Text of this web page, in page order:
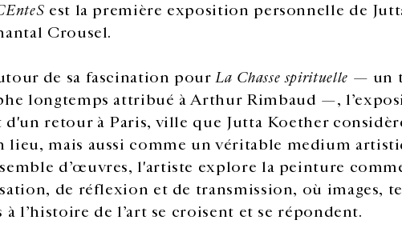
est la première exposition personnelle de
Crousel.
de sa fascination pourLa Chasse spirituelle — un
longtemps attribué à Arthur Rimbaud —,
d'un retour à Paris, ville que Jutta Koether
lieu, mais aussi comme un véritable medium
d’œuvres, l'artiste explore la peinture
de réflexion et de transmission, où images,
à l’histoire de l’art se croisent et se répondent.